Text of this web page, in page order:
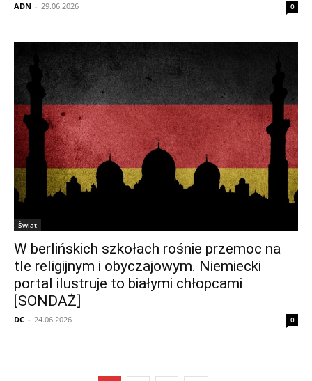
ADN - 29.06.2026 0
Świat
W berlińskich szkołach rośnie przemoc na
tle religijnym i obyczajowym. Niemiecki
portal ilustruje to białymi chłopcami
[SONDAŻ]
DC - 24.06.2026 0